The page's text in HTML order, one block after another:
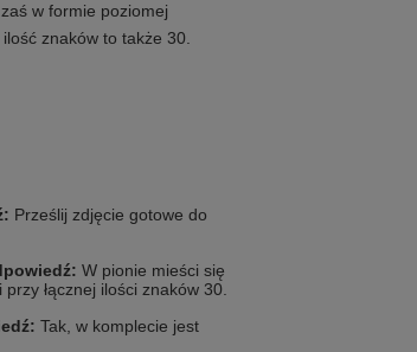
w formie poziomej
znaków to także 30.
Prześlij zdjęcie gotowe do
W pionie mieści się
łącznej ilości znaków 30.
Tak, w komplecie jest